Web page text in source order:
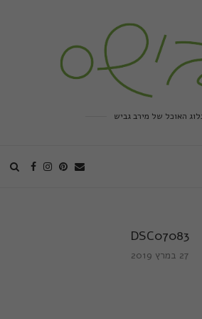
האוכל של מירב גביש
DSC07083
27 במרץ 2019